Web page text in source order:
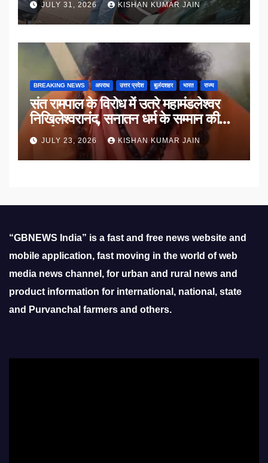
JULY 31, 2026 KISHAN KUMAR JAIN
BREAKING NEWS अपराध उत्तर प्रदेश बुलंदशहर भारत राज्य
संत रामपाल के विरोध में उतरे महामंडलेश्वर
निखिलेश्वरानंद, सनातन धर्म के सम्मान की
उठाई मांग
JULY 23, 2026 KISHAN KUMAR JAIN
“GBNEWS India” is a fast and free news website and
mobile application, fast moving in the world of web
media news channel, for urban and rural news and
product information for international, national, state
and Purvanchal farmers and others.